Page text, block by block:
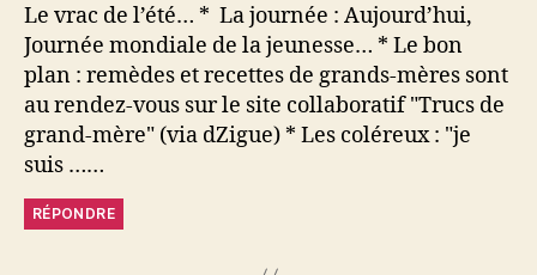
Le vrac de l’été… * La journée : Aujourd’hui,
Journée mondiale de la jeunesse… * Le bon
plan : remèdes et recettes de grands-mères sont
au rendez-vous sur le site collaboratif "Trucs de
grand-mère" (via dZigue) * Les coléreux : "je
suis ……
RÉPONDRE